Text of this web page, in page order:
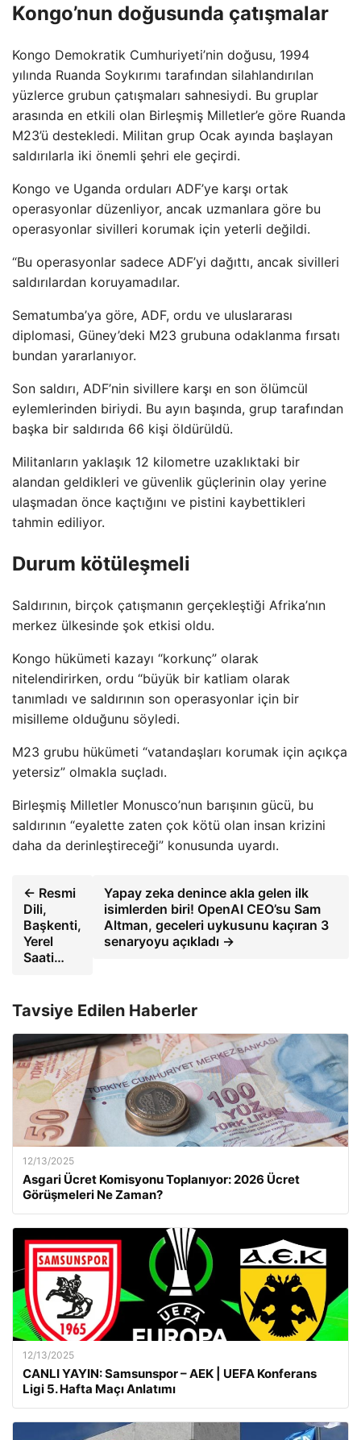
Kongo’nun doğusunda çatışmalar
Kongo Demokratik Cumhuriyeti’nin doğusu, 1994
yılında Ruanda Soykırımı tarafından silahlandırılan
yüzlerce grubun çatışmaları sahnesiydi. Bu gruplar
arasında en etkili olan Birleşmiş Milletler’e göre Ruanda
M23’ü destekledi. Militan grup Ocak ayında başlayan
saldırılarla iki önemli şehri ele geçirdi.
Kongo ve Uganda orduları ADF’ye karşı ortak
operasyonlar düzenliyor, ancak uzmanlara göre bu
operasyonlar sivilleri korumak için yeterli değildi.
“Bu operasyonlar sadece ADF’yi dağıttı, ancak sivilleri
saldırılardan koruyamadılar.
Sematumba’ya göre, ADF, ordu ve uluslararası
diplomasi, Güney’deki M23 grubuna odaklanma fırsatı
bundan yararlanıyor.
Son saldırı, ADF’nin sivillere karşı en son ölümcül
eylemlerinden biriydi. Bu ayın başında, grup tarafından
başka bir saldırıda 66 kişi öldürüldü.
Militanların yaklaşık 12 kilometre uzaklıktaki bir
alandan geldikleri ve güvenlik güçlerinin olay yerine
ulaşmadan önce kaçtığını ve pistini kaybettikleri
tahmin ediliyor.
Durum kötüleşmeli
Saldırının, birçok çatışmanın gerçekleştiği Afrika’nın
merkez ülkesinde şok etkisi oldu.
Kongo hükümeti kazayı “korkunç” olarak
nitelendirirken, ordu “büyük bir katliam olarak
tanımladı ve saldırının son operasyonlar için bir
misilleme olduğunu söyledi.
M23 grubu hükümeti “vatandaşları korumak için açıkça
yetersiz” olmakla suçladı.
Birleşmiş Milletler Monusco’nun barışının gücü, bu
saldırının “eyalette zaten çok kötü olan insan krizini
daha da derinleştireceği” konusunda uyardı.
← Resmi
Dili,
Başkenti,
Yerel
Saati…
Yapay zeka denince akla gelen ilk
isimlerden biri! OpenAI CEO’su Sam
Altman, geceleri uykusunu kaçıran 3
senaryoyu açıkladı →
Tavsiye Edilen Haberler
12/13/2025
Asgari Ücret Komisyonu Toplanıyor: 2026 Ücret
Görüşmeleri Ne Zaman?
12/13/2025
CANLI YAYIN: Samsunspor – AEK | UEFA Konferans
Ligi 5. Hafta Maçı Anlatımı